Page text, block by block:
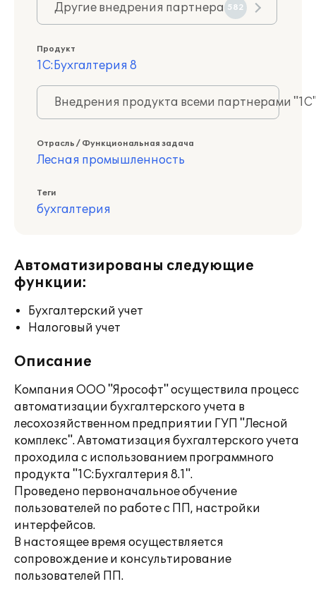
Другие внедрения партнера 582
Продукт
1С:Бухгалтерия 8
Внедрения продукта всеми партнерами
Отрасль / Функциональная задача
Лесная промышленность
Теги
бухгалтерия
Автоматизированы следующие
функции:
Бухгалтерский учет
Налоговый учет
Описание
Компания ООО "Ярософт" осуществила процесс
автоматизации бухгалтерского учета в
лесохозяйственном предприятии ГУП "Лесной
комплекс". Автоматизация бухгалтерского учета
проходила с использованием программного
продукта "1С:Бухгалтерия 8.1".
Проведено первоначальное обучение
пользователей по работе с ПП, настройки
интерфейсов.
В настоящее время осуществляется
сопровождение и консультирование
пользователей ПП.